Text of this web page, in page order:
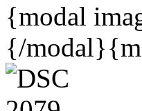
{modal
{/